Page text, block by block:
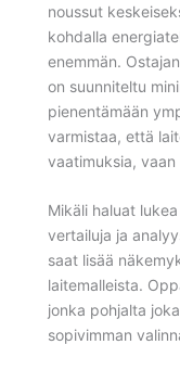
noussut
kohdalla
enemmän.
on suunniteltu
pienentämään
varmistaa, että
vaatimuksia,
Mikäli haluat
vertailuja ja
saat lisää
laitemalleista.
jonka pohjalta
sopivimman